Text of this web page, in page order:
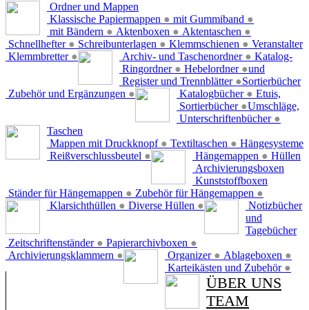
Ordner und Mappen
Klassische Papiermappen ● mit Gummiband ●
mit Bändern ● Aktenboxen ● Aktentaschen ●
Schnellhefter ● Schreibunterlagen ● Klemmschienen ●
Klemmbretter ●
Veranstalter
Archiv- und Taschenordner ●
Ringordner ● Hebelordner ●
Register und Trennblätter ●
Zubehör und Ergänzungen ●
Katalog-
und
Sortierbücher
Katalogbücher ●
Sortierbücher ●
Unterschriftenbücher ●
Etuis,
Umschläge,
Taschen
Mappen mit Druckknopf ● Textiltaschen ●
Reißverschlussbeutel ●
Hängesysteme
Hängemappen ●
Ständer für Hängemappen ● Zubehör für Hängemappen ●
Hüllen
Klarsichthüllen ● Diverse Hüllen ●
Archivierungsboxen
Zeitschriftenständer ● Papierarchivboxen ●
Archivierungsklammern ●
Kunststoffboxen
Organizer ● Ablageboxen ●
Karteikästen und Zubehör ●
Notizbücher
und
Tagebücher
ÜBER UNS
TEAM